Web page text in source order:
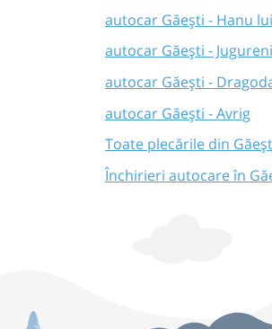
autocar Găești - Hanu
autocar Găești - Jugureni
autocar Găești -
autocar Găești - Avrig
Toate plecările din
Închirieri autocare în